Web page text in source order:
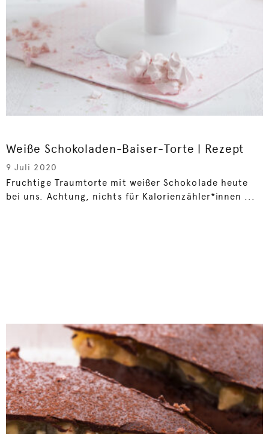
Weiße Schokoladen-Baiser-Torte | Rezept
9 Juli 2020
Fruchtige Traumtorte mit weißer Schokolade heute
bei uns. Achtung, nichts für Kalorienzähler*innen ...